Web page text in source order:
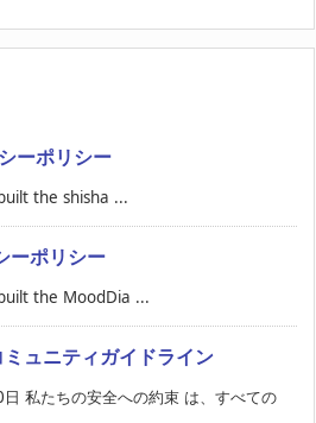
ーポリシー
the shisha ...
ーポリシー
the MoodDia ...
ュニティガイドライン
私たちの安全への約束 は、すべての